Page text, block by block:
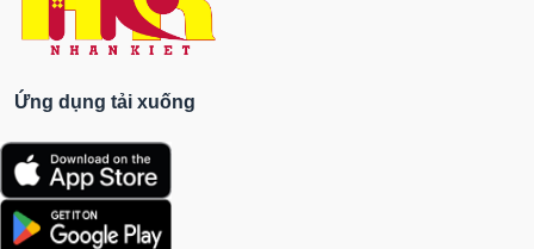
Ứng dụng tải xuống